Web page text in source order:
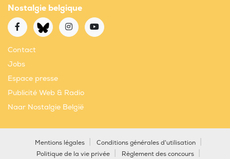
Nostalgie belgique
Contact
Jobs
Espace presse
Publicité Web & Radio
Naar Nostalgie België
Mentions légales
Conditions générales d'utilisation
Politique de la vie privée
Règlement des concours